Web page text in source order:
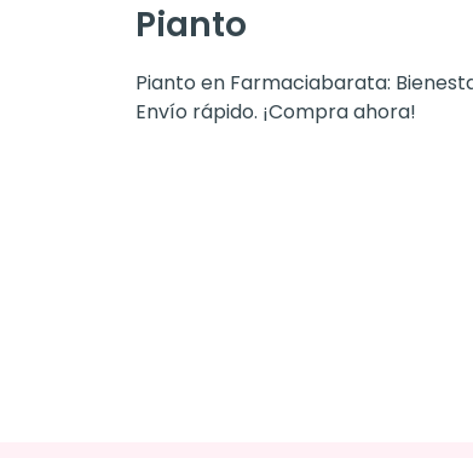
Pianto
Pianto en Farmaciabarata:
Envío rápido. ¡Compra ahora!